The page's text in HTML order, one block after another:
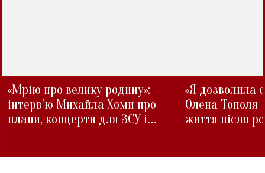
«Мрію про велику родину»:
інтерв'ю Михайла Хоми про
плани, концерти для ЗСУ і
«Я дозволила
Олена Тополя
життя після